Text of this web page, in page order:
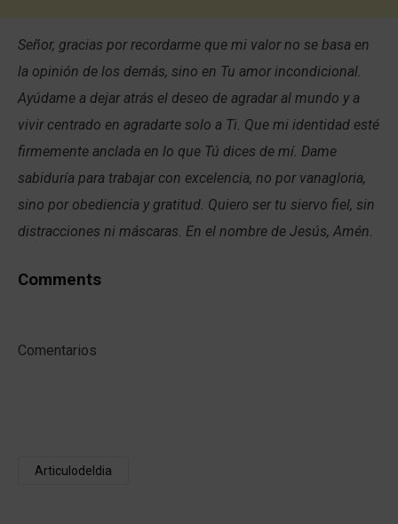
Señor, gracias por recordarme que mi valor no se basa en
la opinión de los demás, sino en Tu amor incondicional.
Ayúdame a dejar atrás el deseo de agradar al mundo y a
vivir centrado en agradarte solo a Ti. Que mi identidad esté
firmemente anclada en lo que Tú dices de mí. Dame
sabiduría para trabajar con excelencia, no por vanagloria,
sino por obediencia y gratitud. Quiero ser tu siervo fiel, sin
distracciones ni máscaras. En el nombre de Jesús, Amén.
Comments
Comentarios
Articulodeldia